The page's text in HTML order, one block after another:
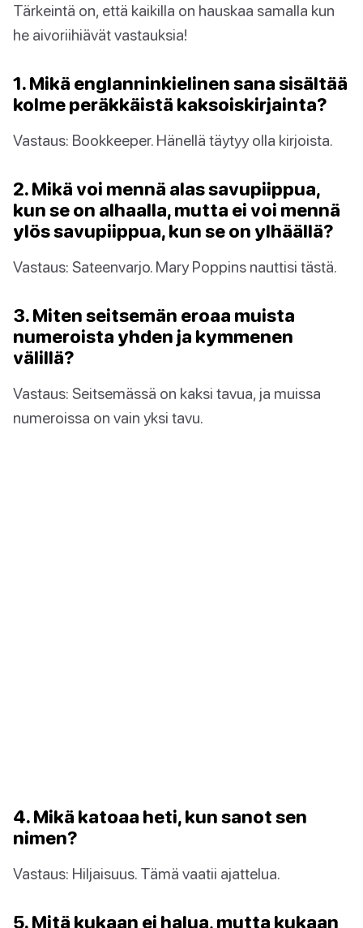
Tärkeintä on, että kaikilla on hauskaa samalla kun
he aivoriihiävät vastauksia!
1. Mikä englanninkielinen sana sisältää
kolme peräkkäistä kaksoiskirjainta?
Vastaus: Bookkeeper. Hänellä täytyy olla kirjoista.
2. Mikä voi mennä alas savupiippua,
kun se on alhaalla, mutta ei voi mennä
ylös savupiippua, kun se on ylhäällä?
Vastaus: Sateenvarjo. Mary Poppins nauttisi tästä.
3. Miten seitsemän eroaa muista
numeroista yhden ja kymmenen
välillä?
Vastaus: Seitsemässä on kaksi tavua, ja muissa
numeroissa on vain yksi tavu.
4. Mikä katoaa heti, kun sanot sen
nimen?
Vastaus: Hiljaisuus. Tämä vaatii ajattelua.
5. Mitä kukaan ei halua, mutta kukaan